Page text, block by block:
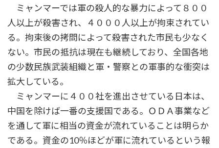
ミャンマーでは軍の殺人的な暴力によって８００
人以上が殺害され、４０００人以上が拘束されてい
る。拘束後の拷問によって殺害された市民も少なく
ない。市民の抵抗は現在も継続しており、全国各地
の少数民族武装組織と軍・警察との軍事的な衝突は
拡大している。
ミャンマーに４００社を進出させている日本は、
中国を除けば一番の支援国である。ＯＤＡ事業など
を通して軍に相当の資金が流れていることは明らか
である。資金の10％ほどが軍に流れているという報